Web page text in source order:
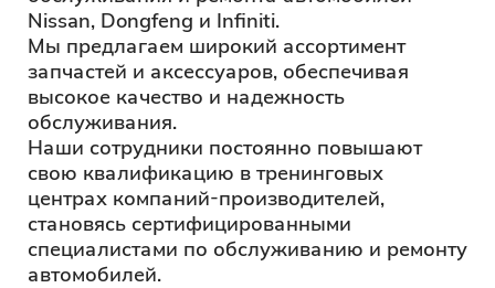
Nissan, Dongfeng и Infiniti.
Мы предлагаем широкий ассортимент
запчастей и аксессуаров, обеспечивая
высокое качество и надежность
обслуживания.
Наши сотрудники постоянно повышают
свою квалификацию в тренинговых
центрах компаний-производителей,
становясь сертифицированными
специалистами по обслуживанию и ремонту
автомобилей.